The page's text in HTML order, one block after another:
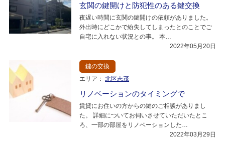
玄関の鍵開けと防犯性のある鍵交換
夜遅い時間に玄関の鍵開けの依頼がありました。
外出時にどこかで紛失してしまったとのことでご
自宅に入れない状況との事。 本…
2022年05月20日
鍵の交換
エリア： 北区志茂
リノベーションのタイミングで
賃貸にお住いの方からの鍵のご相談がありまし
た。 詳細についてお伺いさせていただいたとこ
ろ、一部の部屋をリノベーションした…
2022年03月29日